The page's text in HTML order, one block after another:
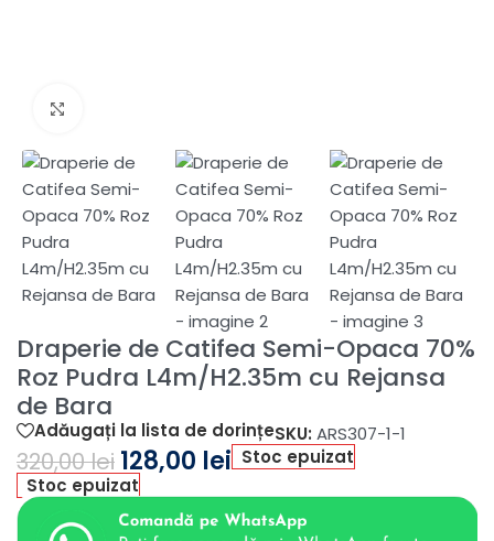
Draperie de Catifea Semi-Opaca 70%
Roz Pudra L4m/H2.35m cu Rejansa
de Bara
Adăugați la lista de dorințeSKU: ARS307-1-1
320,00lei 128,00 lei Stoc epuizat
Stoc epuizat